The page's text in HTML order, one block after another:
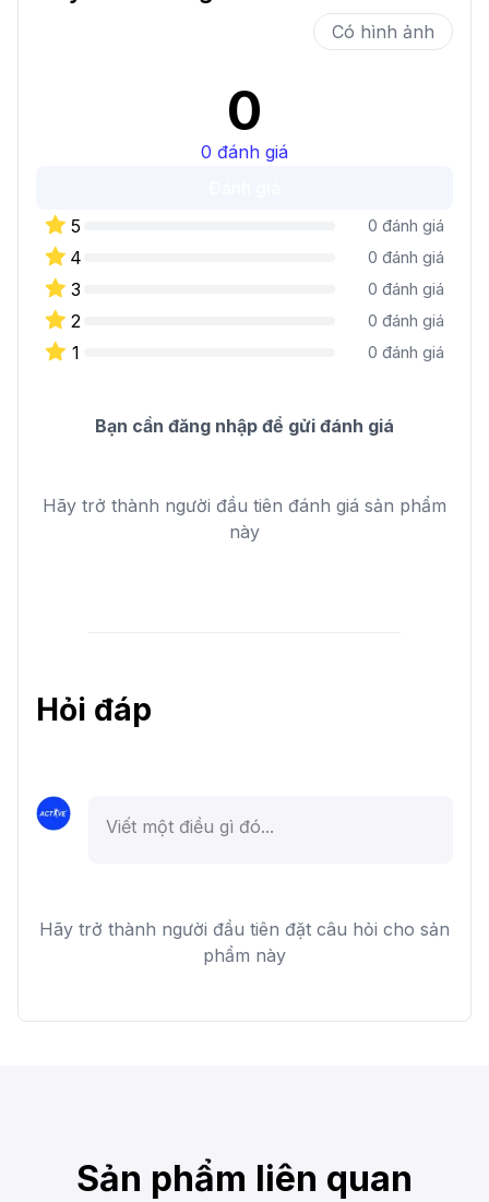
Có hình ảnh
0
0 đánh giá
5
0 đánh giá
4 0 đánh giá
3 0 đánh giá
2 0 đánh giá
1 0 đánh giá
Bạn cần đăng nhập để gửi đánh giá
Hãy trở thành người đầu tiên đánh giá sản phẩm
này
Hỏi đáp
Hãy trở thành người đầu tiên đặt câu hỏi cho sản
phẩm này
Sản phẩm liên quan